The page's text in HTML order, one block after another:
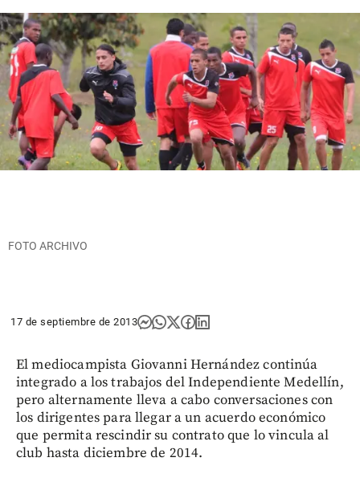
FOTO ARCHIVO
17 de septiembre de 2013
El mediocampista Giovanni Hernández continúa
integrado a los trabajos del Independiente Medellín,
pero alternamente lleva a cabo conversaciones con
los dirigentes para llegar a un acuerdo económico
que permita rescindir su contrato que lo vincula al
club hasta diciembre de 2014.